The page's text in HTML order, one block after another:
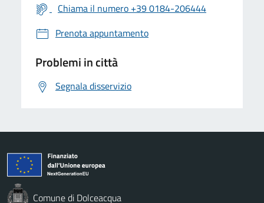
Chiama il numero +39 0184-206444
Prenota appuntamento
Problemi in città
Segnala disservizio
Comune di Dolceacqua